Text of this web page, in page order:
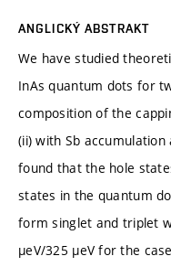
ANGLICKÝ ABSTRAKT
We have studied
InAs quantum dots for
composition of the
(ii) with Sb
found that the hole
states in the quantum
form singlet and triplet
µeV/325 µeV for the